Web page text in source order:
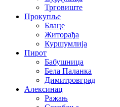
Трговиште
Прокупље
Блаце
Житорађа
Куршумлија
Пирот
Бабушница
Бела Паланка
Димитровград
Алексинац
Ражањ